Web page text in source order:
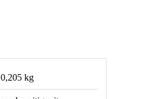
0,205 kg